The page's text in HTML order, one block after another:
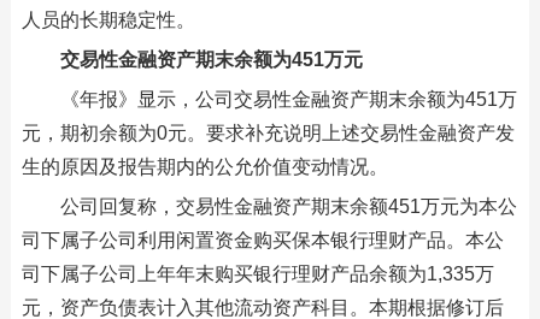
人员的长期稳定性。
交易性金融资产期末余额为451万元
《年报》显示，公司交易性金融资产期末余额为451万
元，期初余额为0元。要求补充说明上述交易性金融资产发
生的原因及报告期内的公允价值变动情况。
公司回复称，交易性金融资产期末余额451万元为本公
司下属子公司利用闲置资金购买保本银行理财产品。本公
司下属子公司上年年末购买银行理财产品余额为1,335万
元，资产负债表计入其他流动资产科目。本期根据修订后